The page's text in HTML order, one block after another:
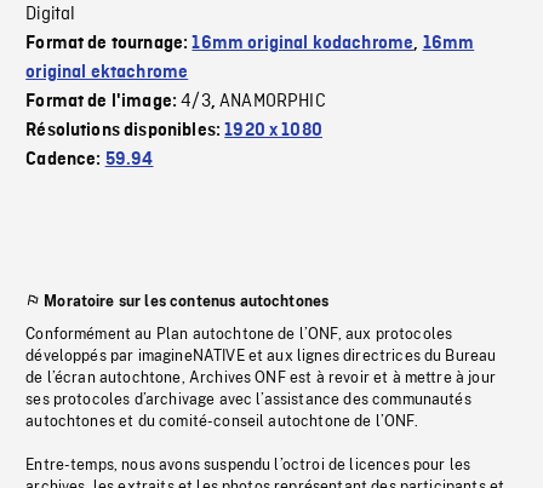
Digital
Format de tournage:16mm original kodachrome, 16mm
original ektachrome
Format de l'image:4/3,ANAMORPHIC
Résolutions disponibles:1920 x 1080
Cadence: 59.94
Moratoire sur les contenus autochtones
Conformément au Plan autochtone de l’ONF, aux protocoles
développés par imagineNATIVE et aux lignes directrices du Bureau
de l’écran autochtone, Archives ONF est à revoir et à mettre à jour
ses protocoles d’archivage avec l’assistance des communautés
autochtones et du comité-conseil autochtone de l’ONF.
Entre-temps, nous avons suspendu l’octroi de licences pour les